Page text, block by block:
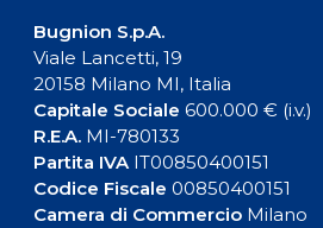
Bugnion S.p.A.
Viale Lancetti, 19
20158 Milano MI, Italia
Capitale Sociale 600.000 € (i.v.)
R.E.A.MI-780133
Partita IVAIT00850400151
Codice Fiscale 00850400151
Camera di CommercioMilano